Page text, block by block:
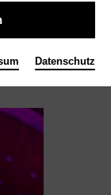
Datenschutz
für den